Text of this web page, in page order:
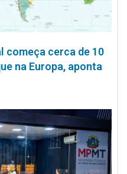
começa cerca de 10
na Europa, aponta